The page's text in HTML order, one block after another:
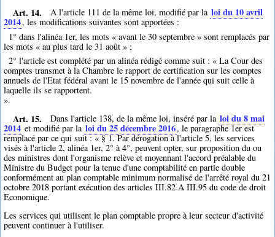
Art. 14. A l'article 111 de la même loi, modifié par la loi du 10 avril
2014, les modifications suivantes sont apportées :
1° dans l'alinéa 1er, les mots « avant le 30 septembre » sont remplacés par
les mots « au plus tard le 31 août » ;
2° l'article est complété par un alinéa rédigé comme suit : « La Cour des
comptes transmet à la Chambre le rapport de certification sur les comptes
annuels de l'Etat fédéral avant le 15 novembre de l'année qui suit celle à
laquelle ils se rapportent.
».
Art. 15. Dans l'article 138, de la même loi, inséré par la loi du 8 mai
2014 et modifié par la loi du 25 décembre 2016, le paragraphe 1er est
remplacé par ce qui suit : « § 1. Par dérogation à l'article 5, les services
visés à l'article 2, alinéa 1er, 2° à 4°, peuvent opter, sur proposition du ou
des ministres dont l'organisme relève et moyennant l'accord préalable du
Ministre du Budget pour la tenue d'une comptabilité en partie double
conformément au plan comptable minimum normalisé de l'arrêté royal du 21
octobre 2018 portant exécution des articles III.82 A III.95 du code de droit
Economique.
Les services qui utilisent le plan comptable propre à leur secteur d'activité
peuvent continuer à l'utiliser.